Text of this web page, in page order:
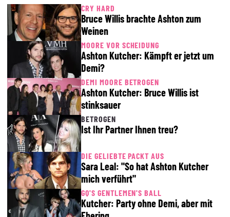
CRY HARD
Bruce Willis brachte Ashton zum
Weinen
MOORE VOR SCHEIDUNG
Ashton Kutcher: Kämpft er jetzt um
Demi?
DEMI MOORE BETROGEN
Ashton Kutcher: Bruce Willis ist
stinksauer
BETROGEN
Ist Ihr Partner Ihnen treu?
DIE GELIEBTE PACKT AUS
Sara Leal: "So hat Ashton Kutcher
mich verführt"
GQ'S GENTLEMEN'S BALL
Kutcher: Party ohne Demi, aber mit